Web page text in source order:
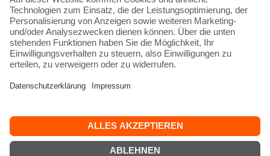
INFORMATIONEN
Kontakt
Impressum
AGB